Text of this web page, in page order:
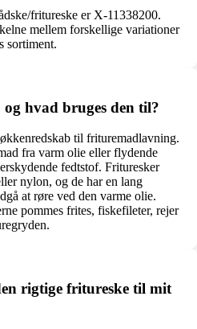
fritureske er X-11338200.
mellem forskellige variationer
sortiment.
hvad bruges den til?
til frituremadlavning.
fra varm olie eller flydende
fedtstof. Frituresker
nylon, og de har en lang
at røre ved den varme olie.
pommes frites, fiskefileter, rejer
rigtige fritureske til mit